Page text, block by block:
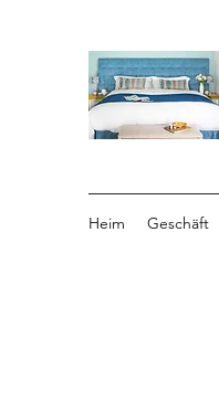
Heim Geschäft